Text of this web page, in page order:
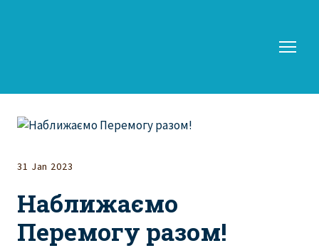
31 Jan 2023
Наближаємо
Перемогу разом!